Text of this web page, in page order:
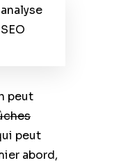
peut
peut
abord,